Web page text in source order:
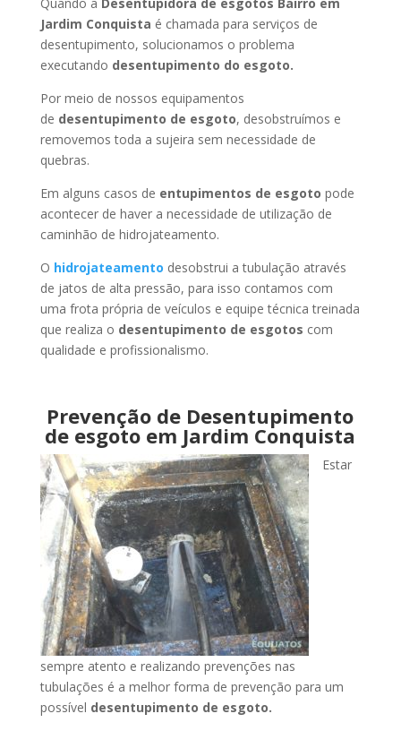
Jardim Conquista é chamada para serviços de
desentupimento, solucionamos o problema
executando desentupimento do esgoto.
Por meio de nossos equipamentos
de desentupimento de esgoto, desobstruímos e
removemos toda a sujeira sem necessidade de
quebras.
Em alguns casos de entupimentos de esgoto pode
acontecer de haver a necessidade de utilização de
caminhão de hidrojateamento.
O hidrojateamento desobstrui a tubulação através
de jatos de alta pressão, para isso contamos com
uma frota própria de veículos e equipe técnica treinada
que realiza o desentupimento de esgotos com
qualidade e profissionalismo.
Prevenção de Desentupimento
de esgoto em Jardim Conquista
Estar
sempre atento e realizando prevenções nas
tubulações é a melhor forma de prevenção para um
possível desentupimento de esgoto.